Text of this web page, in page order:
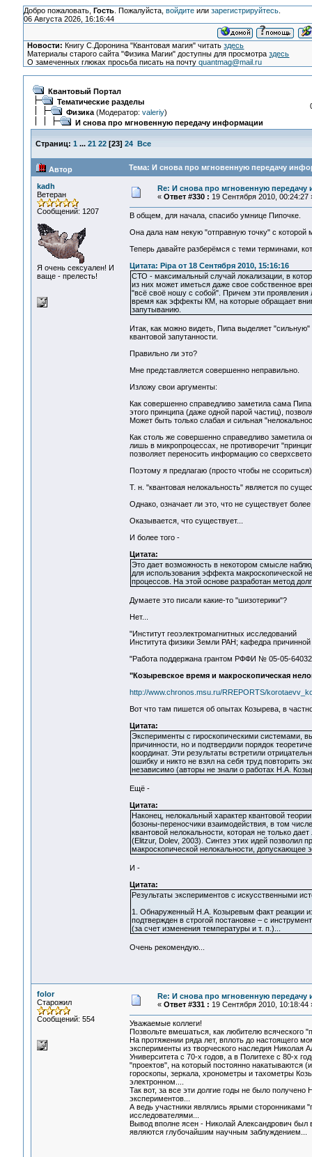
Добро пожаловать, Гость. Пожалуйста, войдитеили зарегистрируйтесь.
06 Августа 2026, 16:16:44
Новости: Книгу С.Доронина "Квантовая магия" читатьздесь
Материалы старого сайта "Физика Магии" доступны для просмотраздесь
О замеченных глюках просьба писать на почтуquantmag@mail.ru
Квантовый Портал
Тематические разделы
Физика(Модератор: valeriy)
И снова про мгновенную передачу информации
Страниц: 1 ... 21 22[23] 24 Все
Автор Тема: И снова про мгновенную передачу
kadh
Ветеран
Сообщений: 1207
Я очень сексуален! И
ваще - прелесть!
Re: И снова про мгновенную
« Ответ #330 : 19 Сентября 2010, 00:24:27
В общем, для начала, спасибо умнице Пипочке.
Она дала нам некую "отправную точку" с которой
Теперь давайте разберёмся с теми терминами,
Цитата: Pipa от 18 Сентября 2010, 15:16:16
СТО - максимальный случай локализации, в
из них может иметься даже свое собственное
"всё своё ношу с собой". Причем эти проявления
время как эффекты КМ, на которые обращает
запутыванию.
Итак, как можно видеть, Пипа выделяет
квантовой запутанности.
Правильно ли это?
Мне представляется совершенно неправильно.
Изложу свои аргументы:
Как совершенно справедливо заметила сама
этого принципа (даже одной парой частиц),
Может быть только слабая и сильная
Как столь же совершенно справедливо заметила
лишь в микропроцессах, не противоречит
позволяет переносить информацию со
Поэтому я предлагаю (просто чтобы не
Т. н. "квантовая нелокальность" является по
Однако, означает ли это, что не существует
Оказывается, что существует...
И более того -
Цитата:
Это дает возможность в некотором смысле
для использования эффекта макроскопической
процессов. На этой основе разработан метод
Думаете это писали какие-то "шизотерики"?
Нет...
"Институт геоэлектромагнитных исследований
Института физики Земли РАН; кафедра
"Работа поддержана грантом РФФИ № 05-05-
"Козыревское время и макроскопическая
http://www.chronos.msu.ru/RREPORTS/
Вот что там пишется об опытах Козырева, в
Цитата:
Эксперименты с гироскопическими системами,
причинности, но и подтвердили порядок
координат. Эти результаты встретили
ошибку и никто не взял на себя труд повторить
независимо (авторы не знали о работах Н.А.
Ещё -
Цитата:
Наконец, нелокальный характер квантовой
бозоны-переносчики взаимодействия, в том
квантовой нелокальности, которая не только
(Elitzur, Dolev, 2003). Синтез этих идей позволил
макроскопической нелокальности, допускающее
И -
Цитата:
Результаты экспериментов с искусственными
1. Обнаруженный Н.А. Козыревым факт реакции
подтвержден в строгой постановке – с
(за счет изменения температуры и т. п.)...
Очень рекомендую...
folor
Старожил
Сообщений: 554
Re: И снова про мгновенную
« Ответ #331 : 19 Сентября 2010, 10:18:44
Уважаемые коллеги!
Позвольте вмешаться, как любителю всяческого
На протяжении ряда лет, вплоть до настоящего
эксперименты из творческого наследия Николая
Университета с 70-х годов, а в Политехе с 80-х
"проектов", на который постоянно накатываются
гороскопы, зеркала, хронометры и тахометры
электронном....
Так вот, за все эти долгие годы не было
экспериментов...
А ведь участники являлись ярыми сторонниками
исследователями...
Вывод вполне ясен - Николай Александрович
являются глубочайшим научным заблуждением...